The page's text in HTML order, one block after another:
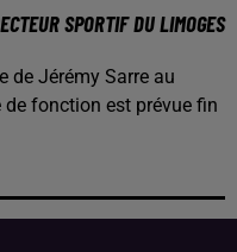
SPORTIF DU LIMOGES
de Jérémy Sarre au
fonction est prévue fin